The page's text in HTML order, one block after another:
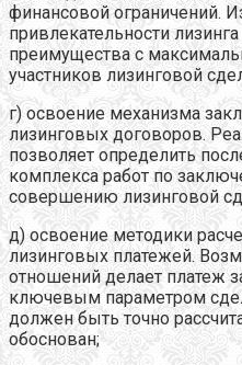
финансовой ограничений.
привлекательности
преимущества с
участников лизинговой
г) освоение механизма
лизинговых договоров.
позволяет определить
комплекса работ по
совершению лизинговой
д) освоение методики
лизинговых платежей.
отношений делает платеж
ключевым параметром
должен быть точно
обоснован;